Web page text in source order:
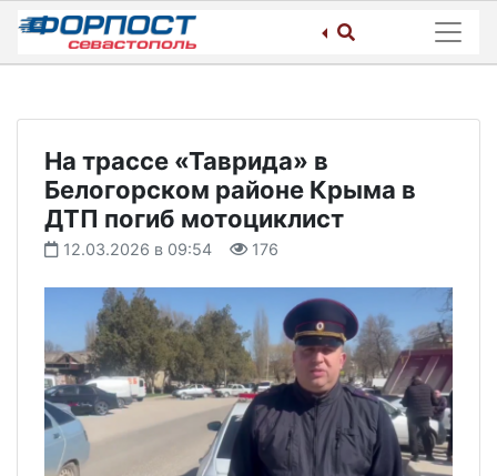
Skip
content
На трассе «Таврида» в
Белогорском районе Крыма в
ДТП погиб мотоциклист
12.03.2026 в 09:54 176